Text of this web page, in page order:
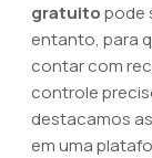
gratuitopode
entanto, para
contar com
controle
destacamos
em uma